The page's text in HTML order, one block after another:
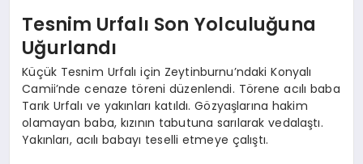
Tesnim Urfalı Son Yolculuğuna
Uğurlandı
Küçük Tesnim Urfalı için Zeytinburnu’ndaki Konyalı
Camii’nde cenaze töreni düzenlendi. Törene acılı baba
Tarık Urfalı ve yakınları katıldı. Gözyaşlarına hakim
olamayan baba, kızının tabutuna sarılarak vedalaştı.
Yakınları, acılı babayı teselli etmeye çalıştı.